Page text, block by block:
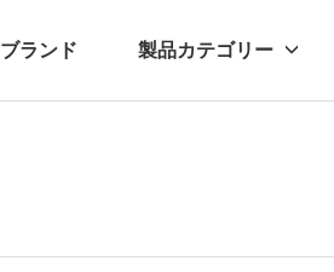
ブランド 製品カテゴリー